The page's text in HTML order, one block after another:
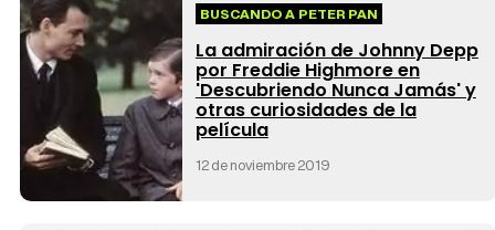
BUSCANDO A PETER PAN
La admiración de Johnny Depp
por Freddie Highmore en
'Descubriendo Nunca Jamás' y
otras curiosidades de la
película
12 de noviembre 2019